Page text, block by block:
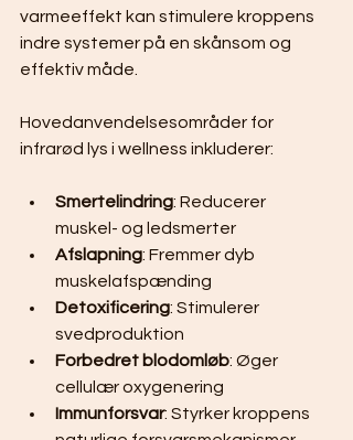
varmeeffekt kan stimulere kroppens
indre systemer på en skånsom og
effektiv måde.
Hovedanvendelsesområder for
infrarød lys i wellness inkluderer:
Smertelindring: Reducerer
muskel- og ledsmerter
Afslapning: Fremmer dyb
muskelafspænding
Detoxificering: Stimulerer
svedproduktion
Forbedret blodomløb: Øger
cellulær oxygenering
Immunforsvar: Styrker kroppens